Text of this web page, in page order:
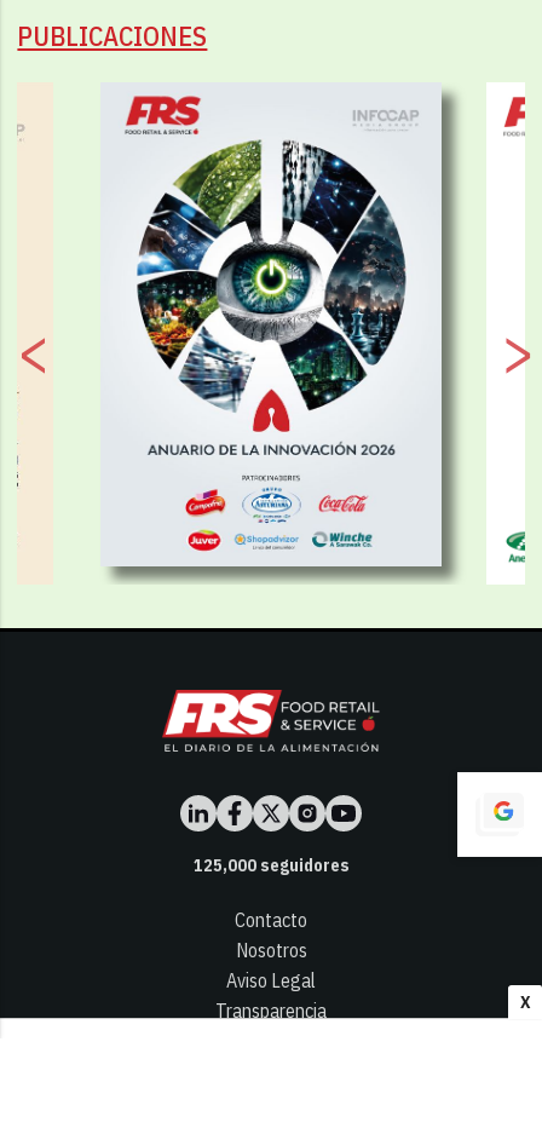
X
PUBLICACIONES
125,000seguidores
Contacto
Nosotros
Aviso Legal
Transparencia